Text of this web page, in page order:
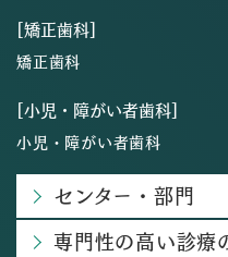
[矯正歯科]
矯正歯科
[小児・障がい者歯科]
小児・障がい者歯科
センター・部門
専門性の高い診療